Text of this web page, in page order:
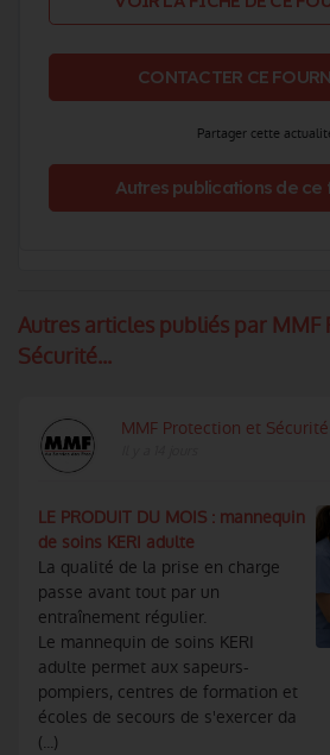
CONTACTER CE
Partager cette
Autres publications de ce
Autres articles publiés par MMF
Sécurité...
MMF Protection et Sécurité
LE PRODUIT DU MOIS : mannequin
de soins KERI adulte
La qualité de la prise en charge
passe avant tout par un
entraînement régulier.
Le mannequin de soins KERI
adulte permet aux sapeurs-
pompiers, centres de formation et
écoles de secours de s'exercer da
(...)